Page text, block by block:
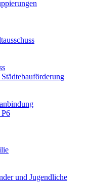
P6
und Jugendliche